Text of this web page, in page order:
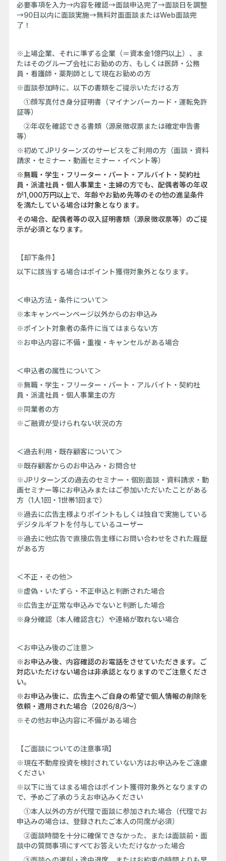
必要事項を入力→内容を確認→面談申込完了→面談日を調整
→90日以内に面談実施→無料対面面談またはWeb面談完
了！
※上場企業、それに準ずる企業（＝資本金1億円以上）、ま
たはそのグループ会社にお勤めの方、もしくは医師・公務
員・看護師・薬剤師として現在お勤めの方
※面談参加時に、以下の書類をご提示いただける方
①顔写真付き身分証明書（マイナンバーカード・運転免許
証等）
②年収を確認できる書類（源泉徴収票または確定申告書
等）
※初めてJPリターンズのサービスをご利用の方（面談・資料
請求・セミナー・動画セミナー・イベント等）
※無職・学生・フリーター・パート・アルバイト・契約社
員・派遣社員・個人事業主・主婦の方でも、配偶者等の年収
が1,000万円以上で、年齢やお勤め先等のその他の進呈条件
を満たしている場合は対象となります。
その場合、配偶者等の収入証明書類（源泉徴収票等）のご提
示が必須となります。
【却下条件】
以下に該当する場合はポイント獲得対象外となります。
＜申込方法・条件について＞
※本キャンペーンページ以外からのお申込み
※ポイント対象者の条件に当てはまらない方
※お申込内容に不備・重複・キャンセルがある場合
＜申込者の属性について＞
※無職・学生・フリーター・パート・アルバイト・契約社
員・派遣社員・個人事業主の方
※同業者の方
※ご融資が受けられない状況の方
＜過去利用・既存顧客について＞
※既存顧客からのお申込み・お問合せ
※JPリターンズの過去のセミナー・個別面談・資料請求・動
画セミナー等にお申込みまたはご参加いただいたことがある
方（1人1回・1世帯1回まで）
※過去に広告主様よりポイントもしくは独自で実施している
デジタルギフトを付与しているユーザー
※過去に他広告で直接広告主様にお問い合わせをされた履歴
がある方
＜不正・その他＞
※虚偽・いたずら・不正申込と判断された場合
※広告主が正常な申込みでないと判断した場合
※身分確認（本人確認含む）や連絡が取れない場合
＜お申込み後のご注意＞
※お申込み後、内容確認のお電話をさせていただきます。ご
対応いただけない場合は非承認となりますのでご注意くださ
い。
※お申込み後に、広告主へご自身の希望で個人情報の削除を
依頼・適用された場合（2026/8/3～）
※その他お申込内容に不備がある場合
【ご面談についての注意事項】
※現在不動産投資を検討されていない方はお申込みをご遠慮
ください
※以下に当てはまる場合はポイント獲得対象外となりますの
で、予めご了承のうえお申込みください
①本人以外の方が代理で面談に参加された場合（代理でお
申込みの場合は、登録されたご本人の同席が必須）
②面談時間を十分に確保できなかった、または面談前・面
談中の質問事項にすべてお答えいただけなかった場合